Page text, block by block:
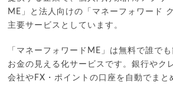
ME」と法人向けの「マネーフォワード
主要サービスとしています。
「マネーフォワードME」は無料で誰で
お金の見える化サービスです。銀行やク
会社やFX・ポイントの口座を自動でまと